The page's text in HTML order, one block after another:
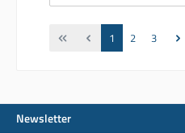
Seite
1 Seite
2 Seite
3
Newsletter